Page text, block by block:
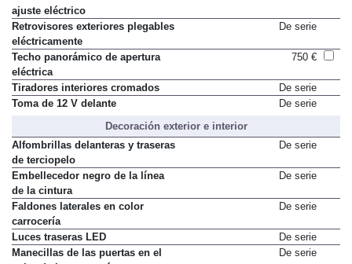
Retrovisores exteriores con
ajuste eléctrico
Retrovisores exteriores plegables
eléctricamente
Techo panorámico de apertura
eléctrica
Tiradores interiores cromados
De serie
Decoración exterior e interior
Alfombrillas delanteras y traseras
de terciopelo
Embellecedor negro de la línea
de la cintura
Faldones laterales en color
carrocería
Luces traseras LED
De serie